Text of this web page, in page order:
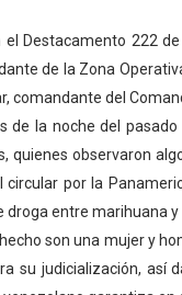
y Secretaría
plan vacacional
planta eléctrica
inspeccionan
en el
el Destacamento 222
de la Zona
comandante del
de la noche del
quienes observaron
circular por la
droga entre marihuana y
son una mujer y
su judicialización, así